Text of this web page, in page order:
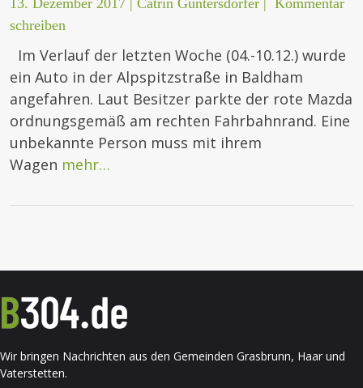
13. Dezember 2017 | Catrin Guntersdorfer | Kommentar
schreiben
Im Verlauf der letzten Woche (04.-10.12.) wurde
ein Auto in der Alpspitzstraße in Baldham
angefahren. Laut Besitzer parkte der rote Mazda
ordnungsgemäß am rechten Fahrbahnrand. Eine
unbekannte Person muss mit ihrem
Wagen mehr…
Wir bringen Nachrichten aus den Gemeinden Grasbrunn, Haar und
Vaterstetten.